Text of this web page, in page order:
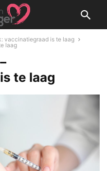
vaccinatiegraad is te laag
laag
te laag